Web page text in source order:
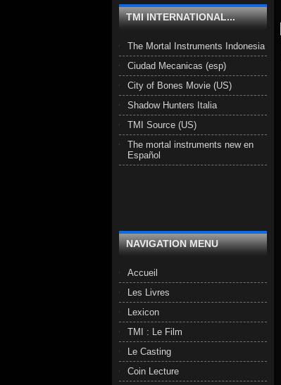
TMI INTERNATIONAL...
The Mortal Instruments Indonesia
Ciudad Mecanicas (esp)
City of Bones Movie (US)
Shadow Hunters Italia
TMI Source (US)
The mortal instruments new en
Español
NAVIGATION MENU
Accueil
Les Livres
Lexicon
TMI : Le Film
Le Casting
Coin Lecture